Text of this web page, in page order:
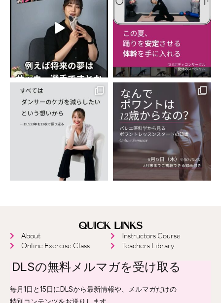
QUICK LINKS
About
Online Exercise Class
Instructors Course
Teachers Library
DLSの無料メルマガを受け取る
毎月1日と15日にDLSから最新情報や、メルマガだけの
特別コンテンツをお送りします。